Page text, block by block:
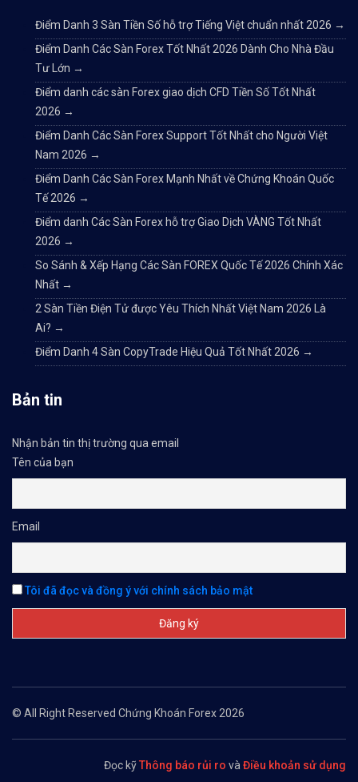
Điểm Danh 3 Sàn Tiền Số hỗ trợ Tiếng Việt chuẩn nhất 2026 →
Điểm Danh Các Sàn Forex Tốt Nhất 2026 Dành Cho Nhà Đầu
Tư Lớn →
Điểm danh các sàn Forex giao dịch CFD Tiền Số Tốt Nhất
2026 →
Điểm Danh Các Sàn Forex Support Tốt Nhất cho Người Việt
Nam 2026 →
Điểm Danh Các Sàn Forex Mạnh Nhất về Chứng Khoán Quốc
Tế 2026 →
Điểm danh Các Sàn Forex hỗ trợ Giao Dịch VÀNG Tốt Nhất
2026 →
So Sánh & Xếp Hạng Các Sàn FOREX Quốc Tế 2026 Chính Xác
Nhất →
2 Sàn Tiền Điện Tử được Yêu Thích Nhất Việt Nam 2026 Là
Ai? →
Điểm Danh 4 Sàn CopyTrade Hiệu Quả Tốt Nhất 2026 →
Bản tin
Nhận bản tin thị trường qua email
Tên của bạn
Email
Tôi đã đọc và đồng ý với chính sách bảo mật
© All Right Reserved Chứng Khoán Forex 2026
Đọc kỹThông báo rủi ro và Điều khoản sử dụng